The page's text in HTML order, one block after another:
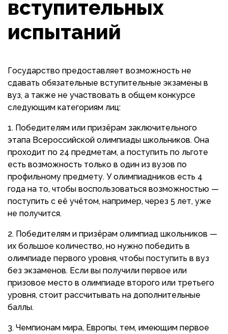
вступительных
испытаний
Государство предоставляет возможность не
сдавать обязательные вступительные экзамены в
вуз, а также не участвовать в общем конкурсе
следующим категориям лиц:
Победителям или призёрам заключительного
этапа Всероссийской олимпиады школьников. Она
проходит по 24 предметам, а поступить по льготе
есть возможность только в один из вузов по
профильному предмету. У олимпиадников есть 4
года на то, чтобы воспользоваться возможностью —
поступить с её учётом, например, через 5 лет, уже
не получится.
Победителям и призёрам олимпиад школьников —
их большое количество, но нужно победить в
олимпиаде первого уровня, чтобы поступить в вуз
без экзаменов. Если вы получили первое или
призовое место в олимпиаде второго или третьего
уровня, стоит рассчитывать на дополнительные
баллы.
Чемпионам мира, Европы, тем, имеющим первое